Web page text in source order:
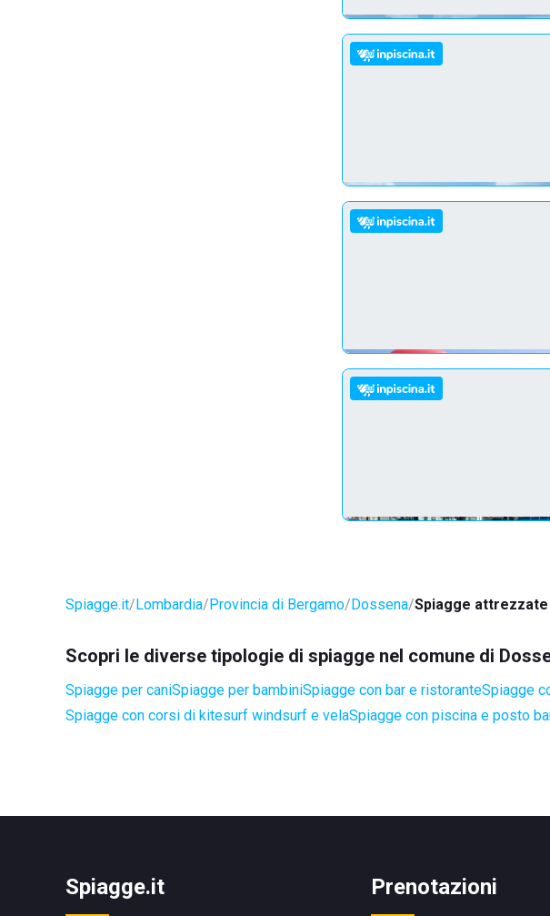
Spiagge.it Lombardia Provincia di Bergamo Dossena Spiagge attrezzate
Scopri le diverse tipologie di spiagge nel comune di
Spiagge per caniSpiagge per bambiniSpiagge con bar e ristoranteSpiagge
Spiagge con corsi di kitesurf windsurf e velaSpiagge con piscina e posto
Spiagge.it Prenotazioni